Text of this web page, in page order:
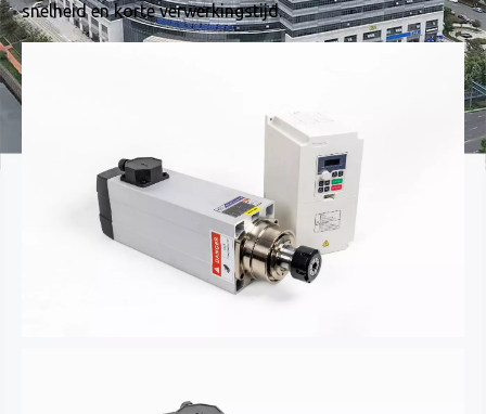
snelheid en korte verwerkingstijd.